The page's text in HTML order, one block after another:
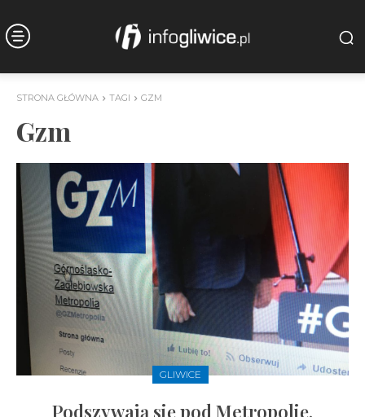
STRONA GŁÓWNA TAGI GZM
Gzm
GLIWICE
Podszywają się pod Metropolię.